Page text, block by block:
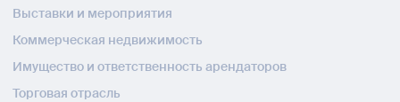
Выставки и мероприятия
Коммерческая недвижимость
Имущество и ответственность арендаторов
Торговая отрасль